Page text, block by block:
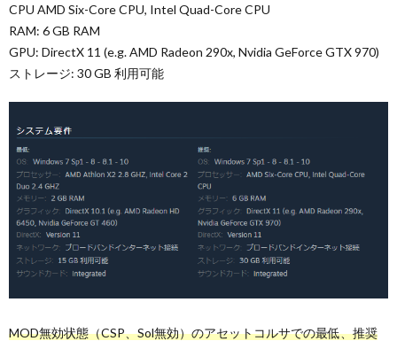
CPU AMD Six-Core CPU, Intel Quad-Core CPU
RAM: 6 GB RAM
GPU: DirectX 11 (e.g. AMD Radeon 290x, Nvidia GeForce GTX 970)
ストレージ: 30 GB 利用可能
MOD無効状態（CSP、Sol無効）のアセットコルサでの最低、推奨